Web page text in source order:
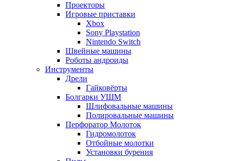
Проекторы
Игровые приставки
Xbox
Sony Playstation
Nintendo Switch
Швейные машины
Роботы андроиды
Инструменты
Дрели
Гайковёрты
Болгарки УШМ
Шлифовальные машины
Полировальные машины
Перфоратор Молоток
Гидромолоток
Отбойные молотки
Установки бурения